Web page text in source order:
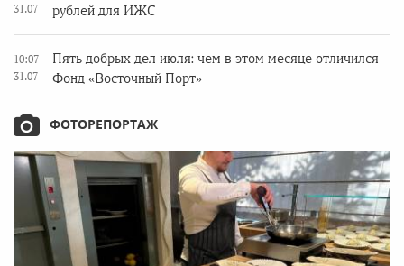
31.07
рублей для ИЖС
10:07
31.07
Пять добрых дел июля: чем в этом месяце отличился
Фонд «Восточный Порт»
ФОТОРЕПОРТАЖ